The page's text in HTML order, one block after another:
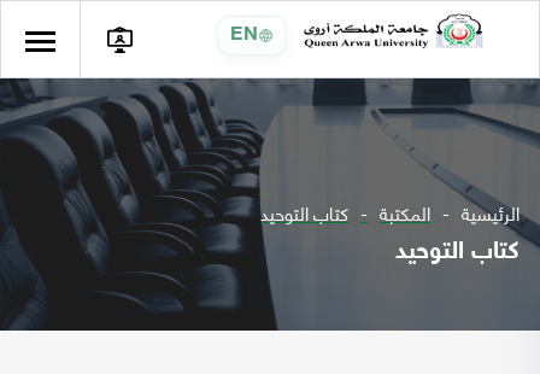
EN
الرئيسية المكتبة كتاب التوحيد
كتاب التوحيد